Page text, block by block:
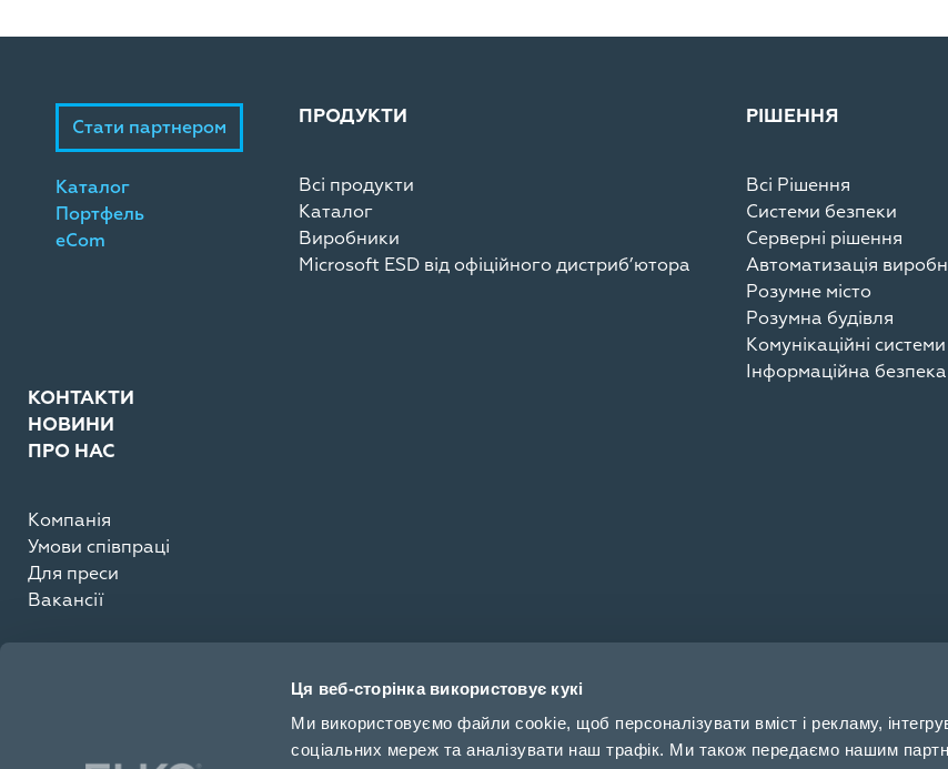
Ця веб-сторінка використовує кукі
Ми використовуємо файли cookie, щоб персоналізувати вміст і рекламу,
соціальних мереж та аналізувати наш трафік. Ми також передаємо нашим
Стати партнером
Каталог
Портфель
eCom
ПРОДУКТИ
Всі продукти
Каталог
Виробники
Microsoft ESD від офіційного дистриб’ютора
РІШЕННЯ
Всі Рішення
Системи безпеки
Серверні рішення
Автоматизація
Розумне місто
Розумна будівля
Комунікаційні системи
Інформаційна безпека
КОНТАКТИ
НОВИНИ
ПРО НАС
Компанія
Умови співпраці
Для преси
Вакансії